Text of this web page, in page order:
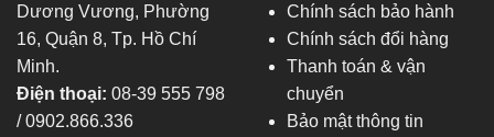
Dương Vương, Phường
16, Quận 8, Tp. Hồ Chí
Minh.
Điện thoại: 08-39 555 798
/ 0902.866.336
Chính sách bảo hành
Chính sách đổi hàng
Thanh toán & vận
chuyển
Bảo mật thông tin